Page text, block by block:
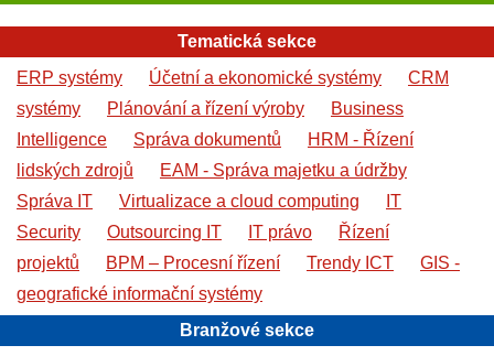
Tematická sekce
ERP systémy
Účetní a ekonomické systémy
CRM
systémy
Plánování a řízení výroby
Business
Intelligence
Správa dokumentů
HRM - Řízení
lidských zdrojů
EAM - Správa majetku a údržby
Správa IT
Virtualizace a cloud computing
IT
Security
Outsourcing IT IT právo
Řízení
projektů
BPM – Procesní řízení Trendy ICT
GIS -
geografické informační systémy
Branžové sekce